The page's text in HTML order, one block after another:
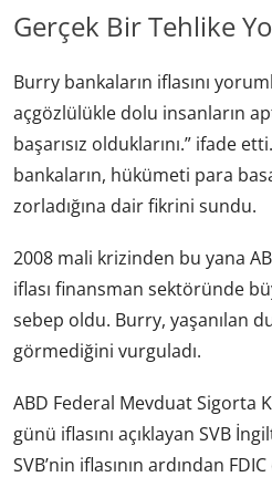
Gerçek Bir Tehlike
Burry bankaların iflasını
açgözlülükle dolu insanların
başarısız olduklarını.” ifade
bankaların, hükümeti para
zorladığına dair fikrini sundu.
2008 mali krizinden bu yana
iflası finansman sektöründe
sebep oldu. Burry, yaşanılan
görmediğini vurguladı.
ABD Federal Mevduat Sigorta
günü iflasını açıklayan SVB
SVB’nin iflasının ardından